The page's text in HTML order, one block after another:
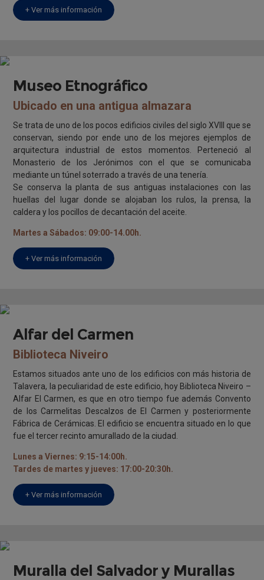
+ Ver más información
Museo Etnográfico
Ubicado en una antigua almazara
Se trata de uno de los pocos edificios civiles del siglo XVIII que se
conservan, siendo por ende uno de los mejores ejemplos de
arquitectura industrial de estos momentos. Perteneció al
Monasterio de los Jerónimos con el que se comunicaba
mediante un túnel soterrado a través de una tenería.
Se conserva la planta de sus antiguas instalaciones con las
huellas del lugar donde se alojaban los rulos, la prensa, la
caldera y los pocillos de decantación del aceite.
Martes a Sábados: 09:00-14.00h.
+ Ver más información
Alfar del Carmen
Biblioteca Niveiro
Estamos situados ante uno de los edificios con más historia de
Talavera, la peculiaridad de este edificio, hoy Biblioteca Niveiro –
Alfar El Carmen, es que en otro tiempo fue además Convento
de los Carmelitas Descalzos de El Carmen y posteriormente
Fábrica de Cerámicas. El edificio se encuentra situado en lo que
fue el tercer recinto amurallado de la ciudad.
Lunes a Viernes: 9:15-14:00h.
Tardes de martes y jueves: 17:00-20:30h.
+ Ver más información
Muralla del Salvador y Murallas